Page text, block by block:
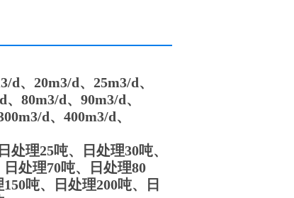
、20m3/d、25m3/d、
80m3/d、90m3/d、
d、400m3/d、
处理25吨、日处理30吨、
处理70吨、日处理80
吨、日处理200吨、日